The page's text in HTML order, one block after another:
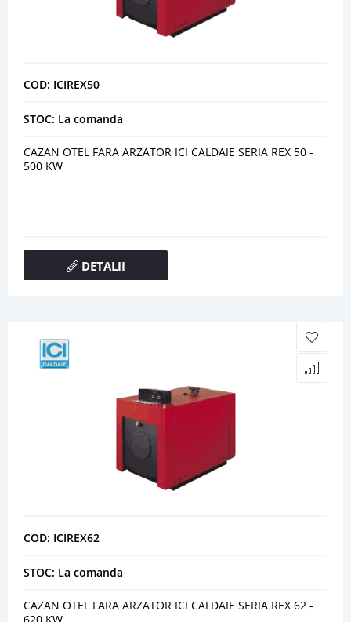
COD: ICIREX50
STOC: La comanda
CAZAN OTEL FARA ARZATOR ICI CALDAIE SERIA REX 50 -
500 KW
DETALII
COD: ICIREX62
STOC: La comanda
CAZAN OTEL FARA ARZATOR ICI CALDAIE SERIA REX 62 -